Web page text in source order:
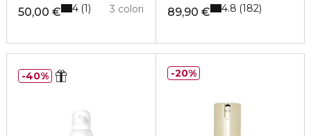
50,00 € 3 colori
4 1 89,90 € 4.8 182
40% 20%